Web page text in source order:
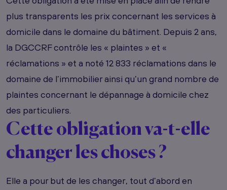
plus transparents les prix concernant les services à
domicile dans le domaine du bâtiment. Depuis 2 ans,
la DGCCRF contrôle les « plaintes » et «
réclamations » et a noté 12 833 réclamations dans le
domaine de l’immobilier ainsi qu’un grand nombre de
plaintes concernant le dépannage à domicile chez
des particuliers.
Cette obligation va-t-elle
changer les choses ?
Elle a pour but de les changer, tout d’abord en